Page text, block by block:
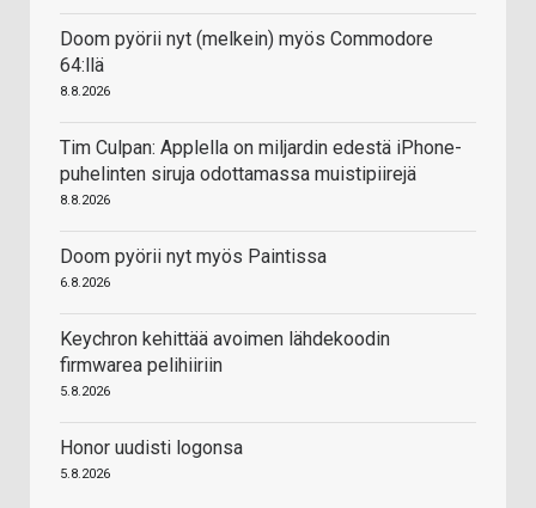
Doom pyörii nyt (melkein) myös Commodore
64:llä
8.8.2026
Tim Culpan: Applella on miljardin edestä iPhone-
puhelinten siruja odottamassa muistipiirejä
8.8.2026
Doom pyörii nyt myös Paintissa
6.8.2026
Keychron kehittää avoimen lähdekoodin
firmwarea pelihiiriin
5.8.2026
Honor uudisti logonsa
5.8.2026